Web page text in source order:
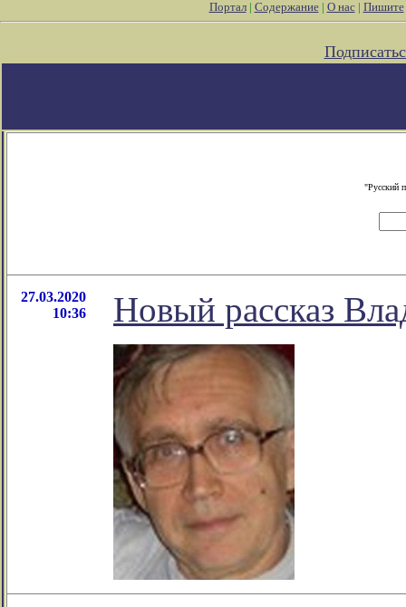
Портал| Содержание| О нас| Пишите
"Русский
27.03.2020
10:36
Новый рассказ